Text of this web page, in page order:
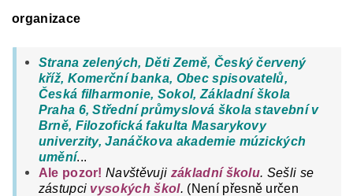
organizace
Strana zelených, Děti Země, Český červený
kříž, Komerční banka, Obec spisovatelů,
Česká filharmonie, Sokol, Základní škola
Praha 6, Střední průmyslová škola stavební v
Brně, Filozofická fakulta Masarykovy
univerzity, Janáčkova akademie múzických
umění...
Ale pozor! Navštěvuji základní školu. Sešli se
zástupci vysokých škol. (Není přesně určen